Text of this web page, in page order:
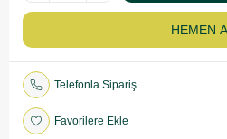
Telefonla Sipariş
Favorilere Ekle